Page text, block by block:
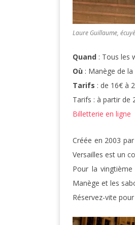
Laure Guillaume,
Quand : Tous les
Où : Manège de
Tarifs : de 16€ à
Tarifs : à partir de
Billetterie en ligne
Créée en 2003
Versailles est un
Pour la
Manège et les
Réservez-vite